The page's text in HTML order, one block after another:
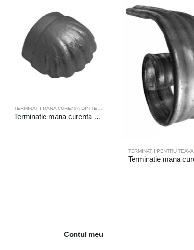
PENTRU TEAVA TERMINATII MANA CURENTA DIN TEAVA TERMINATII PENTRU TEAVA
Terminatie mana curenta 19-204
TERMINATII PENTRU TEAVA
Contul meu